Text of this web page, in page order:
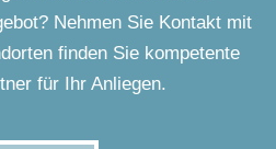
Nehmen Sie Kontakt mit
finden Sie kompetente
für Ihr Anliegen.